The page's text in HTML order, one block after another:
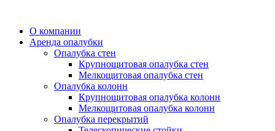
О компании
Аренда опалубки
Опалубка стен
Крупнощитовая опалубка стен
Мелкощитовая опалубка стен
Опалубка колонн
Крупнощитовая опалубка колонн
Мелкощитовая опалубка колонн
Опалубка перекрытий